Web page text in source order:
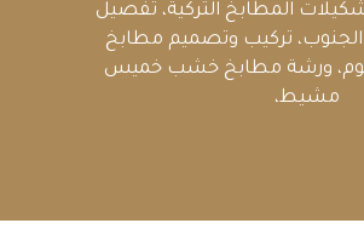
المطابخ التركية، تفصيل
تركيب وتصميم مطابخ
ورشة مطابخ خشب خميس
مشيط،